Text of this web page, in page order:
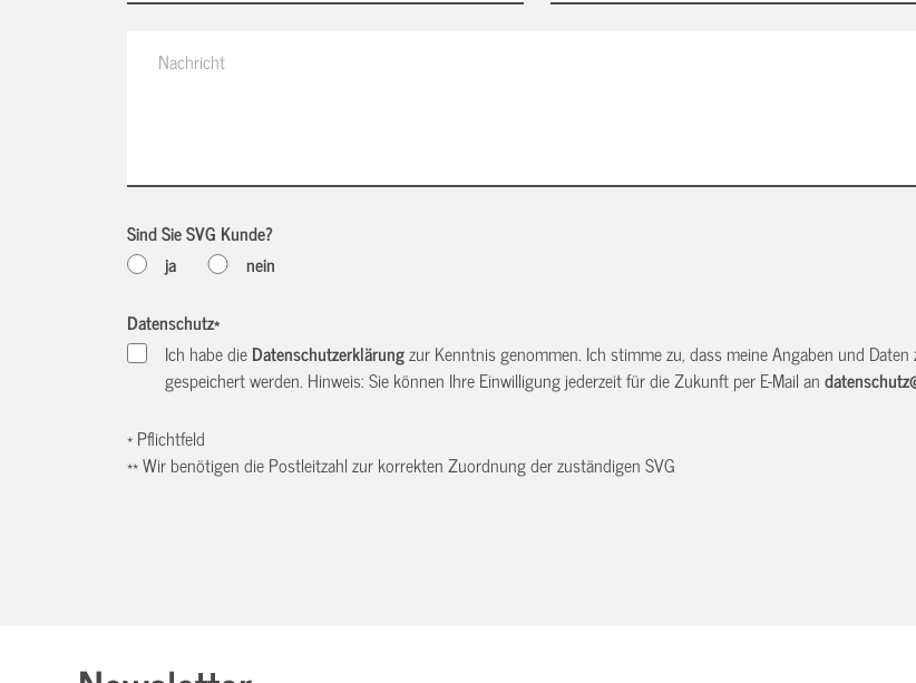
Sind Sie SVG Kunde?
ja
nein
Datenschutz*
Ich habe dieDatenschutzerklärungzur Kenntnis genommen. Ich stimme zu, dass meine Angaben und
gespeichert werden. Hinweis: Sie können Ihre Einwilligung jederzeit für die Zukunft per E-Mail an
* Pflichtfeld
** Wir benötigen die Postleitzahl zur korrekten Zuordnung der zuständigen SVG